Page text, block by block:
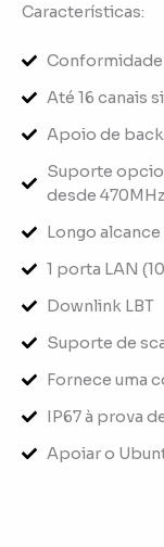
Características:
Conformidade
Até 16 canais
Apoio de
Suporte
desde
Longo
1 porta LAN
Downlink LBT
Suporte de
Fornece uma
IP67 à prova
Apoiar o